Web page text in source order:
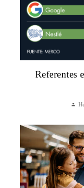
Referentes